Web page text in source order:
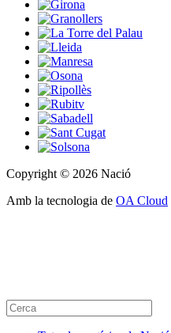
Copyright © 2026 Nació
Amb la tecnologia de OA Cloud